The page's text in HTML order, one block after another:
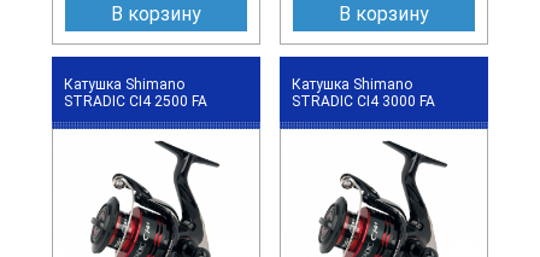
В корзину
В корзину
Катушка Shimano
STRADIC CI4 2500 FA
Катушка Shimano
STRADIC CI4 3000 FA